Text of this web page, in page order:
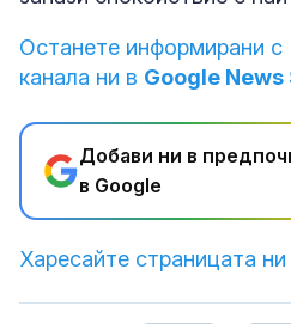
Останете информирани с
канала ни в Google News
Добави ни в
в Google
Харесайте страницата